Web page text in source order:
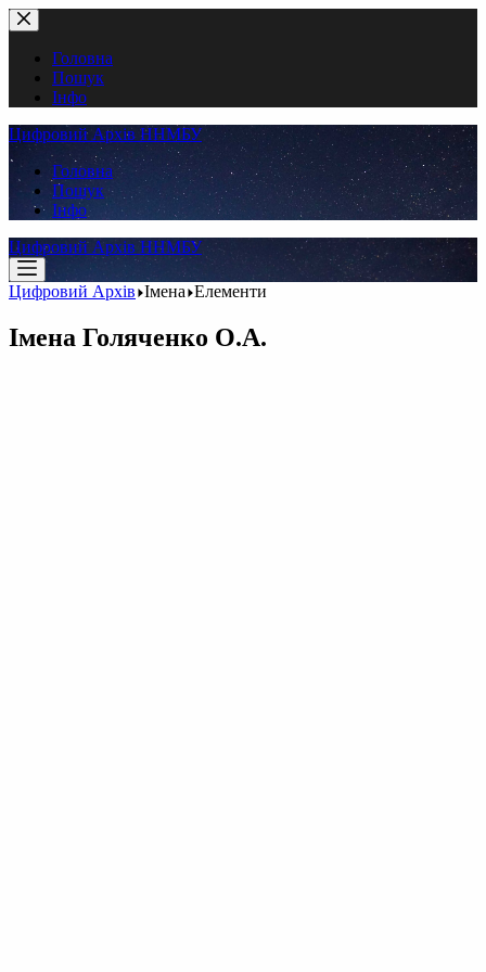
Перейти
до
вмістуГоловна
Пошук
Інфо
Цифровий Архів ННМБУ
Головна
Пошук
Інфо
Цифровий Архів ННМБУ
Цифровий Архів Імена Елементи
Імена Голяченко О.А.